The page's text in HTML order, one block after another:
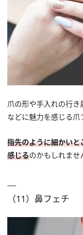
爪の形や手入れの行
などに魅力を感じる爪
指先のように細かい
感じるのかもしれませ
（11）鼻フェチ